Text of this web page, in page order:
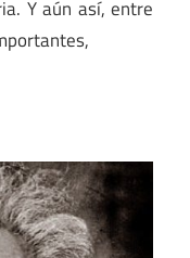
Y aún así, entre